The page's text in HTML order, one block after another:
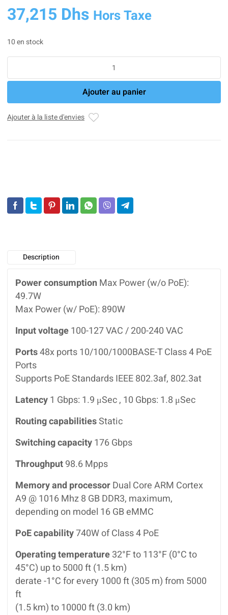
37,215 Dhs Hors Taxe
10 en stock
HPE
Networking
CX
Switch
Ajouter au panier
Ajouter à la liste d'envies
Description
Power consumption Max Power (w/o PoE):
49.7W
Max Power (w/ PoE): 890W
Input voltage100-127 VAC / 200-240 VAC
Ports48x ports 10/100/1000BASE-T Class 4 PoE
Ports
Supports PoE Standards IEEE 802.3af, 802.3at
Latency1 Gbps: 1.9 μSec , 10 Gbps: 1.8 μSec
Routing capabilitiesStatic
Switching capacity176 Gbps
Throughput98.6 Mpps
Memory and processorDual Core ARM Cortex
A9 @ 1016 Mhz 8 GB DDR3, maximum,
depending on model 16 GB eMMC
PoE capability740W of Class 4 PoE
Operating temperature32°F to 113°F (0°C to
45°C) up to 5000 ft (1.5 km)
derate -1°C for every 1000 ft (305 m) from 5000
ft
(1.5 km) to 10000 ft (3.0 km)